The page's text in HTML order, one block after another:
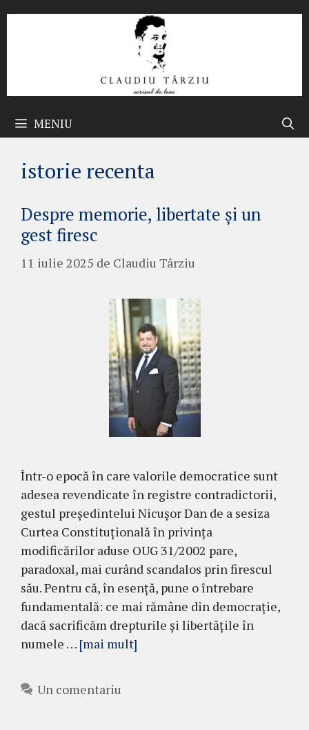
MENIU
istorie recenta
Despre memorie, libertate și un
gest firesc
11 iulie 2025 de Claudiu Târziu
Într-o epocă în care valorile democratice sunt
adesea revendicate în registre contradictorii,
gestul președintelui Nicușor Dan de a sesiza
Curtea Constituțională în privința
modificărilor aduse OUG 31/2002 pare,
paradoxal, mai curând scandalos prin firescul
său. Pentru că, în esență, pune o întrebare
fundamentală: ce mai rămâne din democrație,
dacă sacrificăm drepturile și libertățile în
numele … [mai mult]
Un comentariu